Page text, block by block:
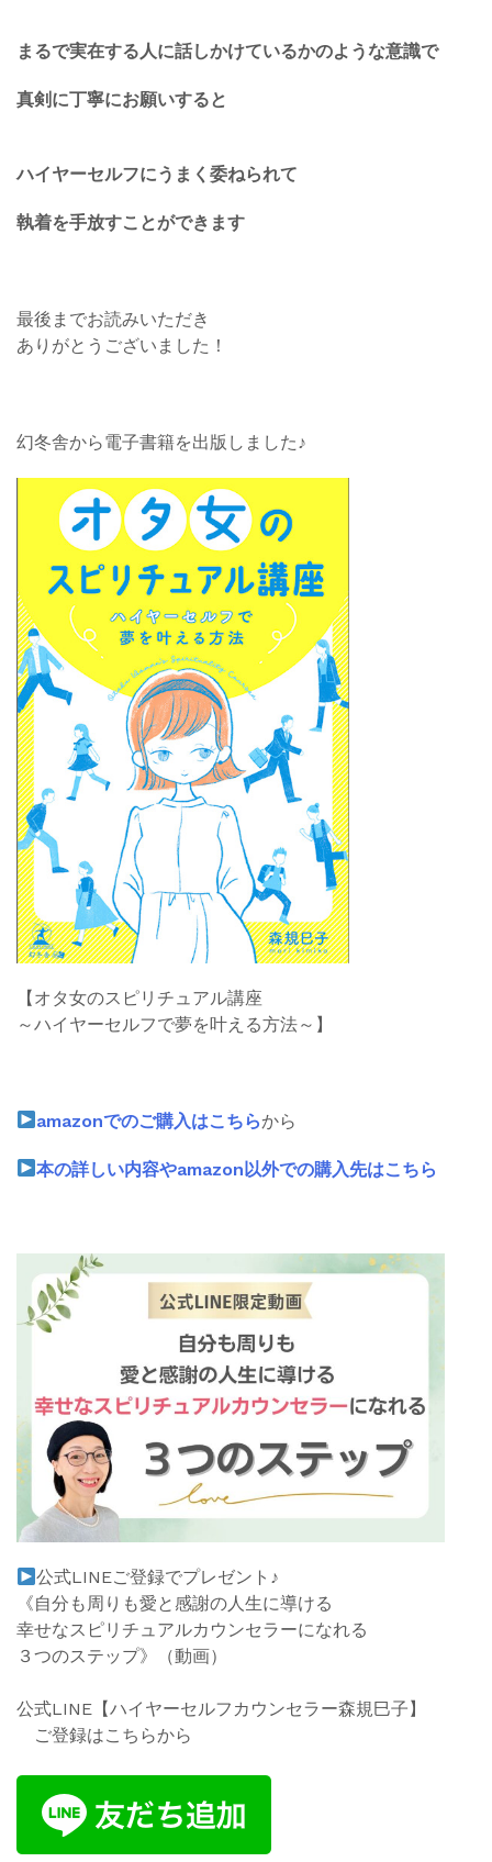
まるで実在する人に話しかけているかのような意識で
真剣に丁寧にお願いすると
ハイヤーセルフにうまく委ねられて
執着を手放すことができます
最後までお読みいただき
ありがとうございました！
幻冬舎から電子書籍を出版しました♪
【オタ女のスピリチュアル講座
～ハイヤーセルフで夢を叶える方法～】
amazonでのご購入はこちらから
本の詳しい内容やamazon以外での購入先はこちら
公式LINEご登録でプレゼント♪
《自分も周りも愛と感謝の人生に導ける
幸せなスピリチュアルカウンセラーになれる
３つのステップ》
（動画）
公式LINE【ハイヤーセルフカウンセラー森規巳子】
ご登録はこちらから